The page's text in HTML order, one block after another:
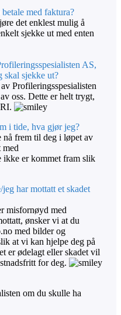
med faktura?
det enklest mulig å
sjekke ut med enten
AS,
skal sjekke ut?
Profileringsspesialisten
oss. Dette er helt trygt,
i tide, hva gjør jeg?
nå frem til deg i løpet av
med
ikke er kommet fram slik
har mottatt et skadet
misfornøyd med
ønsker vi at du
med bilder og
at vi kan hjelpe deg på
er ødelagt eller skadet vil
for deg.
om du skulle ha